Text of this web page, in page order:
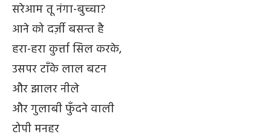
सरेआम तू नंगा-बुच्चा?
आने को दर्ज़ी बसन्त है
हरा-हरा कुर्त्ता सिल करके,
उसपर टाँके लाल बटन
और झालर नीले
और गुलाबी फुँदने वाली
टोपी मनहर